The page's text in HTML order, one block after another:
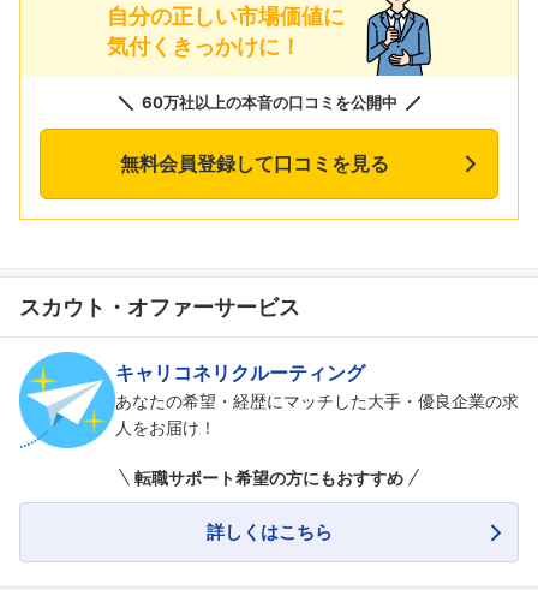
自分の正しい市場価値に
気付くきっかけに！
60万社以上の本音の口コミを公開中
無料会員登録して口コミを見る
スカウト・オファーサービス
キャリコネリクルーティング
あなたの希望・経歴にマッチした大手・優良企業の求
人をお届け！
転職サポート希望の方にもおすすめ
詳しくはこちら